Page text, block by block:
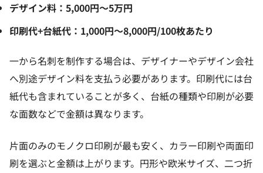
デザイン料：5,000円〜5万円
印刷代+台紙代：1,000円〜8,000円/100枚あたり
一から名刺を制作する場合は、デザイナーやデザイン会社
へ別途デザイン料を支払う必要があります。印刷代には台
紙代も含まれていることが多く、台紙の種類や印刷が必要
な面数などで金額は異なります。
片面のみのモノクロ印刷が最も安く、カラー印刷や両面印
刷を選ぶと金額は上がります。円形や欧米サイズ、二つ折